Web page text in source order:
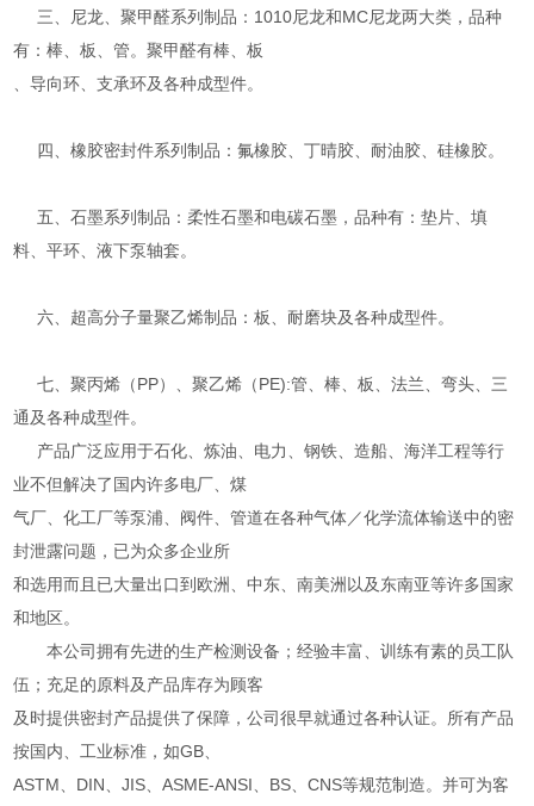
三、尼龙、聚甲醛系列制品：1010尼龙和MC尼龙两大类，品种
有：棒、板、管。聚甲醛有棒、板
、导向环、支承环及各种成型件。
四、橡胶密封件系列制品：氟橡胶、丁晴胶、耐油胶、硅橡胶。
五、石墨系列制品：柔性石墨和电碳石墨，品种有：垫片、填
料、平环、液下泵轴套。
六、超高分子量聚乙烯制品：板、耐磨块及各种成型件。
七、聚丙烯（PP）、聚乙烯（PE):管、棒、板、法兰、弯头、三
通及各种成型件。
产品广泛应用于石化、炼油、电力、钢铁、造船、海洋工程等行
业不但解决了国内许多电厂、煤
气厂、化工厂等泵浦、阀件、管道在各种气体／化学流体输送中的密
封泄露问题，已为众多企业所
和选用而且已大量出口到欧洲、中东、南美洲以及东南亚等许多国家
和地区。
本公司拥有先进的生产检测设备；经验丰富、训练有素的员工队
伍；充足的原料及产品库存为顾客
及时提供密封产品提供了保障，公司很早就通过各种认证。所有产品
按国内、工业标准，如GB、
ASTM、DIN、JIS、ASME-ANSI、BS、CNS等规范制造。并可为客